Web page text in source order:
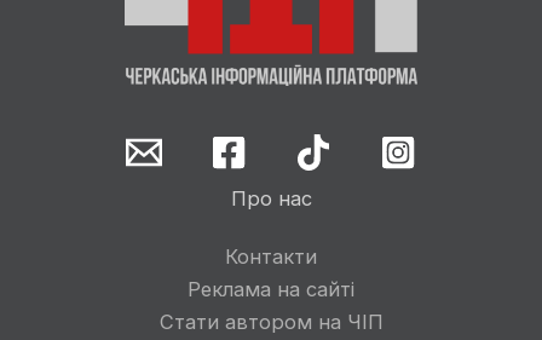
Про нас
Контакти
Реклама на сайті
Стати автором на ЧІП